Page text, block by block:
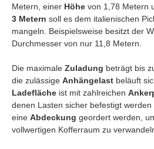
Metern, einer Höhe von 1,78 Metern
3 Metern soll es dem italienischen
mangeln. Beispielsweise besitzt der
Durchmesser von nur 11,8 Metern.
Die maximale Zuladung beträgt bis
die zulässige Anhängelast beläuft
Ladefläche ist mit zahlreichen
denen Lasten sicher befestigt
eine Abdeckung geordert werden,
vollwertigen Kofferraum zu